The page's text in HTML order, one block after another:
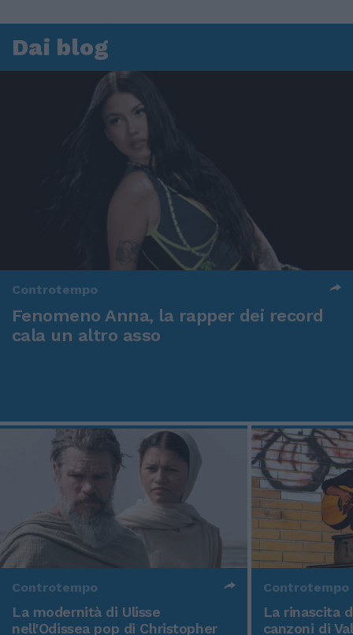
Dai blog
Controtempo
Fenomeno Anna, la rapper dei record
cala un altro asso
Controtempo
La modernità di Ulisse
nell'Odissea pop di Christopher
Controtempo
La rinascita
canzoni di